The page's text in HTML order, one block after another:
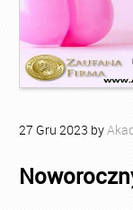
27 Gru 2023 by